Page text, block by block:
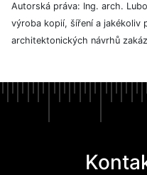
Autorská práva: Ing. arch.
výroba kopií, šíření a jakékoliv
architektonických návrhů